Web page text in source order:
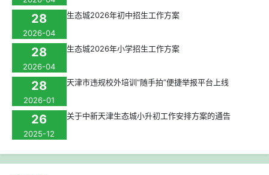
28
2026-04
生态城2026年初中招生工作方案
28
2026-04
生态城2026年小学招生工作方案
28
2026-01
天津市违规校外培训“随手拍”便捷举报平台上线
26
2025-12
关于中新天津生态城小升初工作安排方案的通告